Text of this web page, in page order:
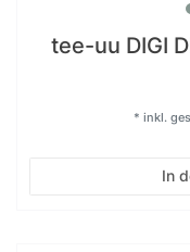
tee-uu DIGI
In
* inkl.